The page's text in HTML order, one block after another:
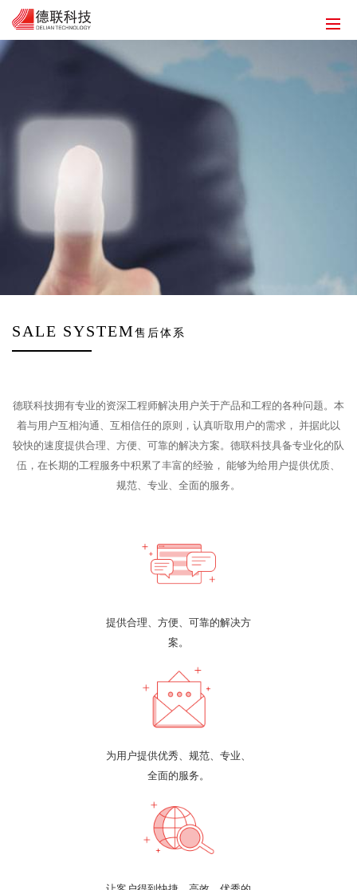
关于德联
解决方案
开云KAIYUN(中国)
人力资源
联系我们
SALE SYSTEM售后体系
德联科技拥有专业的资深工程师解决用户关于产品和工程的各种问题。本
着与用户互相沟通、互相信任的原则，认真听取用户的需求， 并据此以
较快的速度提供合理、方便、可靠的解决方案。德联科技具备专业化的队
伍，在长期的工程服务中积累了丰富的经验， 能够为给用户提供优质、
规范、专业、全面的服务。
提供合理、方便、可靠的解决方
案。
为用户提供优秀、规范、专业、
全面的服务。